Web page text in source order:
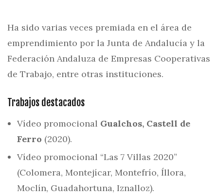
Ha sido varias veces premiada en el área de
emprendimiento por la Junta de Andalucía y la
Federación Andaluza de Empresas Cooperativas
de Trabajo, entre otras instituciones.
Trabajos destacados
Vídeo promocional Gualchos, Castell de
Ferro (2020).
Vídeo promocional “Las 7 Villas 2020”
(Colomera, Montejícar, Montefrío, Íllora,
Moclín, Guadahortuna, Iznalloz).